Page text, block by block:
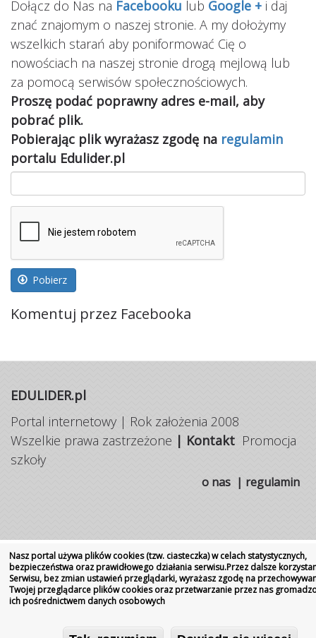
Dołącz do Nas na Facebooku lub Google + i daj
znać znajomym o naszej stronie. A my dołożymy
wszelkich starań aby poniformować Cię o
nowościach na naszej stronie drogą mejlową lub
za pomocą serwisów społecznościowych.
Proszę podać poprawny adres e-mail, aby
pobrać plik.
Pobierając plik wyrażasz zgodę na regulamin
portalu Edulider.pl
Pobierz
Komentuj przez Facebooka
EDULIDER.pl
Portal internetowy | Rok założenia 2008
Wszelkie prawa zastrzeżone | Kontakt Promocja
szkoły
o nas | regulamin
Nasz portal używa plików cookies (tzw. ciasteczka) w celach statystycznych,
bezpieczeństwa oraz prawidłowego działania serwisu.Przez dalsze
Serwisu, bez zmian ustawień przeglądarki, wyrażasz zgodę na
Twojej przeglądarce plików cookies oraz przetwarzanie przez nas
ich pośrednictwem danych osobowych